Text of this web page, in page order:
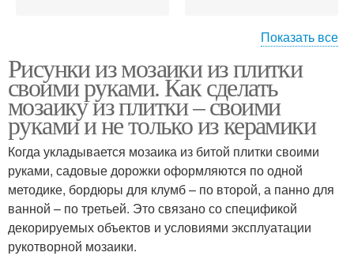
Плитки для мозаики
Показать все
Рисунки из мозаики из плитки
своими руками. Как сделать
мозаику из плитки – своими
руками и не только из керамики
Когда укладывается мозаика из битой плитки своими
руками, садовые дорожки оформляются по одной
методике, бордюры для клумб – по второй, а панно для
ванной – по третьей. Это связано со спецификой
декорируемых объектов и условиями эксплуатации
рукотворной мозаики.